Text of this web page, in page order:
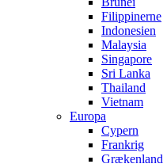
Filippinerne
Indonesien
Malaysia
Singapore
Sri Lanka
Thailand
Vietnam
Europa
Cypern
Frankrig
Grækenland